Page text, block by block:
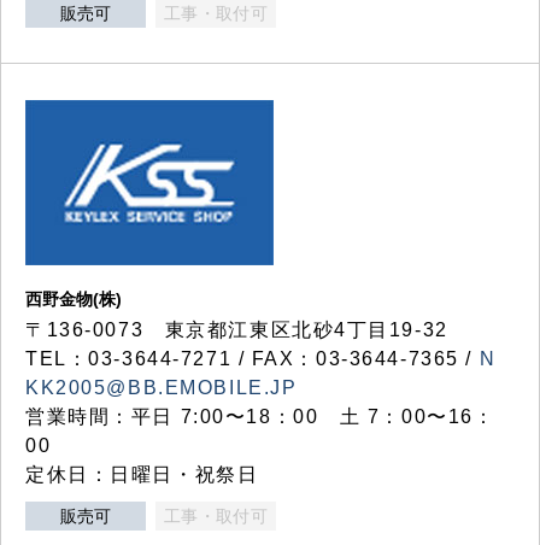
販売可 工事・取付可
西野金物(株)
〒136-0073 東京都江東区北砂4丁目19-32
TEL：03‐3644‐7271 / FAX：03-3644-7365 / N
KK2005@BB.EMOBILE.JP
営業時間：平日 7:00〜18：00 土 7：00〜16：
00
定休日：日曜日・祝祭日
販売可 工事・取付可